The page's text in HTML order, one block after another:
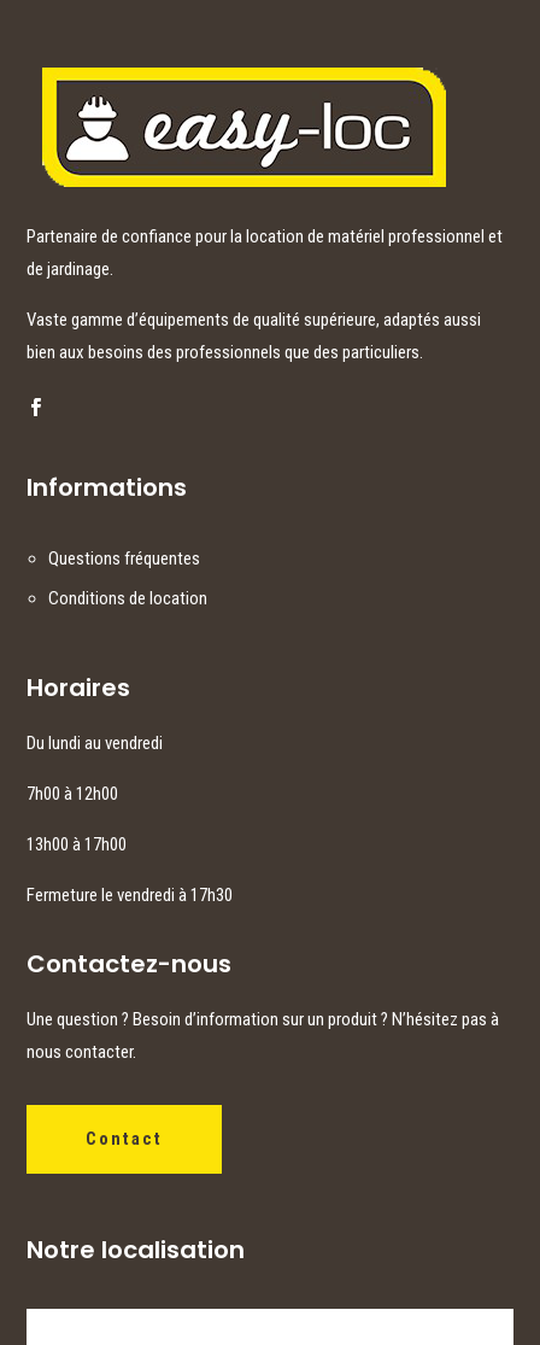
Partenaire de confiance pour la location de matériel professionnel et
de jardinage.
Vaste gamme d’équipements de qualité supérieure, adaptés aussi
bien aux besoins des professionnels que des particuliers.
Informations
Questions fréquentes
Conditions de location
Horaires
Du lundi au vendredi
7h00 à 12h00
13h00 à 17h00
Fermeture le vendredi à 17h30
Contactez-nous
Une question ? Besoin d’information sur un produit ? N’hésitez pas à
nous contacter.
Contact
Notre localisation